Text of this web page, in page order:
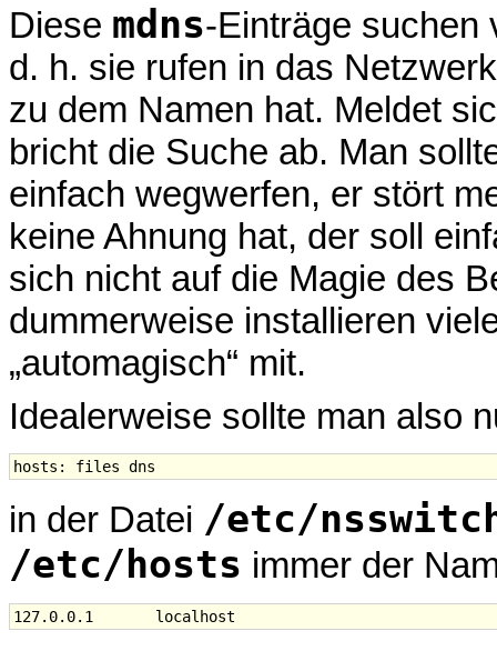
Diese mdns-Einträge suchen
d. h. sie rufen in das
zu dem Namen hat. Meldet
bricht die Suche ab. Man
einfach wegwerfen, er stört
keine Ahnung hat, der soll
sich nicht auf die Magie des
dummerweise installieren
„automagisch“ mit.
Idealerweise sollte man also
in der Datei /etc/
/etc/hosts immer der